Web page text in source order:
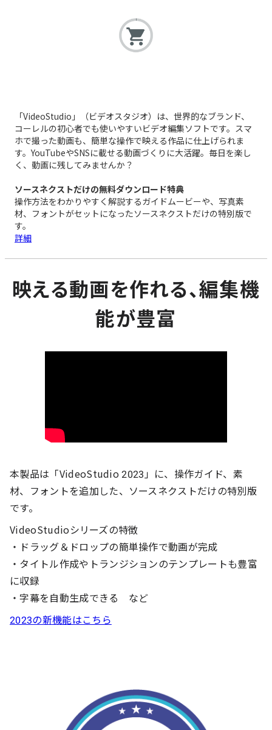
「VideoStudio」（ビデオスタジオ）は、世界的なブランド、
コーレルの初心者でも使いやすいビデオ編集ソフトです。スマ
ホで撮った動画も、簡単な操作で映える作品に仕上げられま
す。YouTubeやSNSに載せる動画づくりに大活躍。毎日を楽し
く、動画に残してみませんか？
ソースネクストだけの無料ダウンロード特典
操作方法をわかりやすく解説するガイドムービーや、写真素
材、フォントがセットになったソースネクストだけの特別版で
す。
詳細
映える動画を作れる、編集機
能が豊富
本製品は「VideoStudio 2023」に、操作ガイド、素
材、フォントを追加した、ソースネクストだけの特別版
です。
VideoStudioシリーズの特徴
・ドラッグ＆ドロップの簡単操作で動画が完成
・タイトル作成やトランジションのテンプレートも豊富
に収録
・字幕を自動生成できる など
2023の新機能はこちら